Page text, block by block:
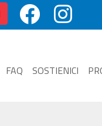
FAQ SOSTIENICI